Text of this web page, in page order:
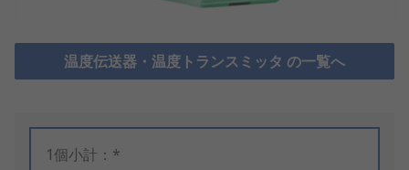
温度伝送器・温度トランスミッタ の一覧へ
1個小計：*